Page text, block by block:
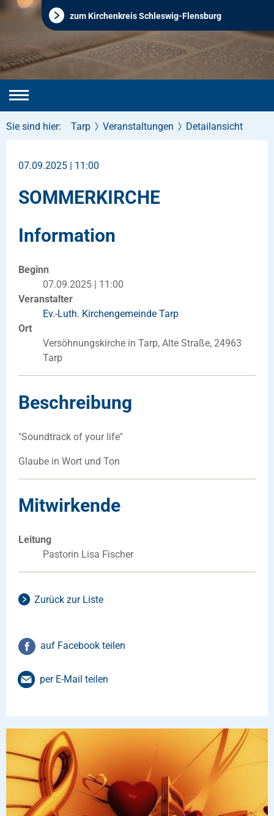
zum Kirchenkreis Schleswig-Flensburg
Sie sind hier: Tarp Veranstaltungen Detailansicht
07.09.2025 | 11:00
SOMMERKIRCHE
Information
Beginn
07.09.2025 | 11:00
Veranstalter
Ev.-Luth. Kirchengemeinde Tarp
Ort
Versöhnungskirche in Tarp, Alte Straße, 24963
Tarp
Beschreibung
"Soundtrack of your life"
Glaube in Wort und Ton
Mitwirkende
Leitung
Pastorin Lisa Fischer
Zurück zur Liste
auf Facebook teilen
per E-Mail teilen